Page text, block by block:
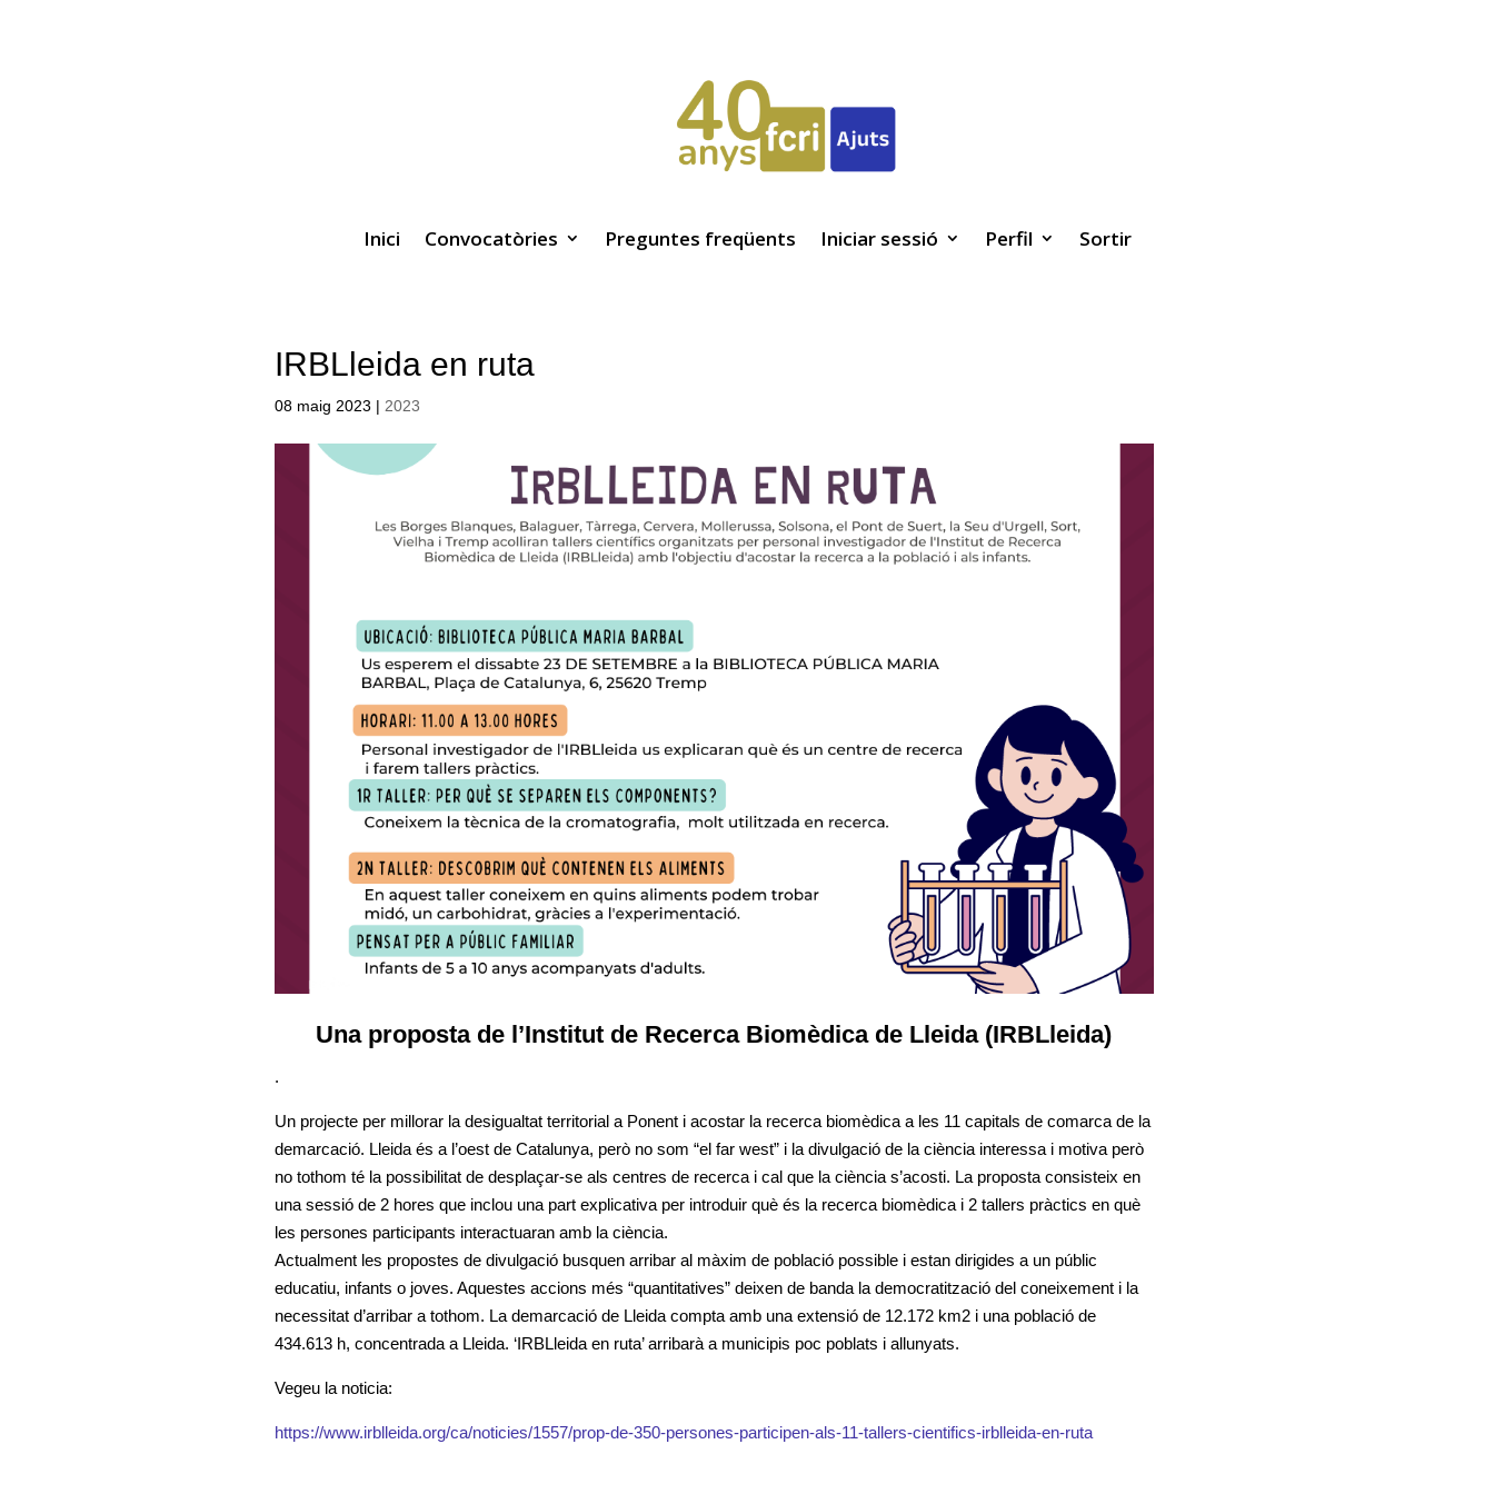
Inici Convocatòries Preguntes freqüents Iniciar sessió Perfil Sortir
IRBLleida en ruta
08 maig 2023 | 2023
Una proposta de l’Institut de Recerca Biomèdica de Lleida (IRBLleida)
.
Un projecte per millorar la desigualtat territorial a Ponent i acostar la recerca biomèdica a les 11 capitals de comarca de la
demarcació. Lleida és a l’oest de Catalunya, però no som “el far west” i la divulgació de la ciència interessa i motiva però
no tothom té la possibilitat de desplaçar-se als centres de recerca i cal que la ciència s’acosti. La proposta consisteix en
una sessió de 2 hores que inclou una part explicativa per introduir què és la recerca biomèdica i 2 tallers pràctics en què
les persones participants interactuaran amb la ciència.
Actualment les propostes de divulgació busquen arribar al màxim de població possible i estan dirigides a un públic
educatiu, infants o joves. Aquestes accions més “quantitatives” deixen de banda la democratització del coneixement i la
necessitat d’arribar a tothom. La demarcació de Lleida compta amb una extensió de 12.172 km2 i una població de
434.613 h, concentrada a Lleida. ‘IRBLleida en ruta’ arribarà a municipis poc poblats i allunyats.
Vegeu la noticia:
https://www.irblleida.org/ca/noticies/1557/prop-de-350-persones-participen-als-11-tallers-cientifics-irblleida-en-ruta